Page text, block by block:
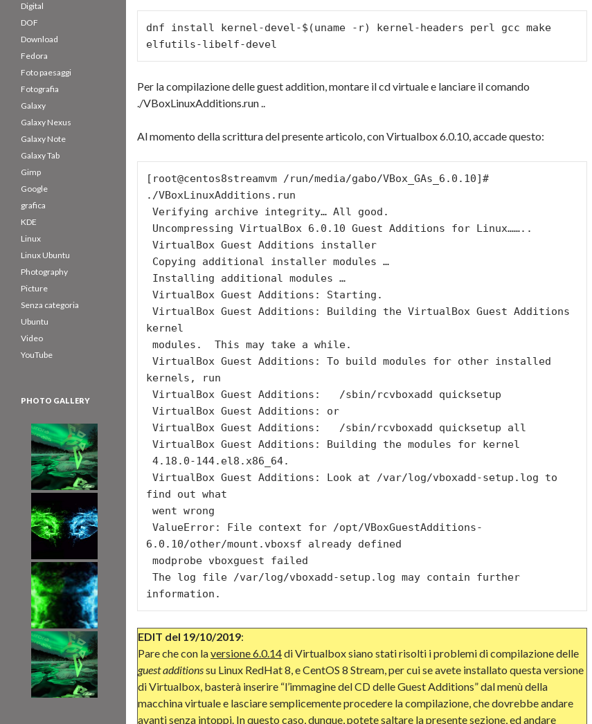
dnf install kernel-devel-$(uname -r) kernel-headers perl gcc make
elfutils-libelf-devel
Per la compilazione delle guest addition, montare il cd virtuale e lanciare il comando
./VBoxLinuxAdditions.run ..
Al momento della scrittura del presente articolo, con Virtualbox 6.0.10, accade questo:
[root@centos8streamvm /run/media/gabo/VBox_GAs_6.0.10]#
./VBoxLinuxAdditions.run
kernel
kernels, run
find out what
6.0.10/other/mount.vboxsf already defined
information.
EDIT del 19/10/2019:
Pare che con laversione 6.0.14di Virtualbox siano stati risolti i problemi di compilazione delle
guest additionssu Linux RedHat 8, e CentOS 8 Stream, per cui se avete installato questa versione
di Virtualbox, basterà inserire “l’immagine del CD delle Guest Additions” dal menù della
macchina virtuale e lasciare semplicemente procedere la compilazione, che dovrebbe andare
avanti senza intoppi. In questo caso, dunque, potete saltare la presente sezione, ed andare
Digital
DOF
Download
Fedora
Foto paesaggi
Fotografia
Galaxy
Galaxy Nexus
Galaxy Note
Galaxy Tab
Gimp
Google
grafica
KDE
Linux
Linux Ubuntu
Photography
Picture
Senza categoria
Ubuntu
Video
YouTube
PHOTO GALLERY